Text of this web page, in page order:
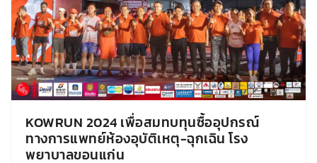
KOWRUN 2024 เพื่อสมทบทุนซื้ออุปกรณ์
ทางการแพทย์ห้องอุบัติเหตุ-ฉุกเฉิน โรง
พยาบาลขอนแก่น